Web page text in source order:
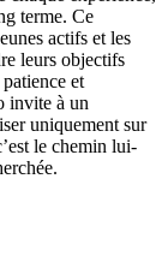
terme. Ce
actifs et les
leurs objectifs
et
invite à un
uniquement sur
le chemin lui-